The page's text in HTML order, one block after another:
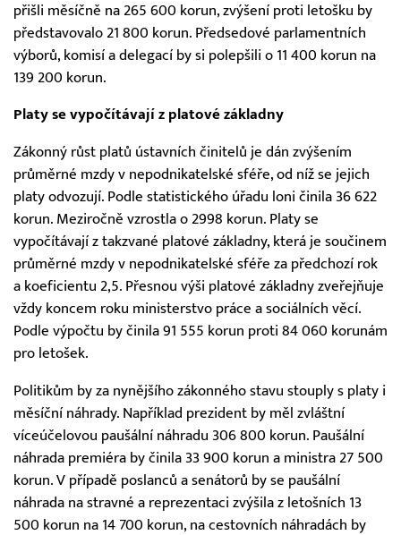
přišli měsíčně na 265 600 korun, zvýšení proti letošku by
představovalo 21 800 korun. Předsedové parlamentních
výborů, komisí a delegací by si polepšili o 11 400 korun na
139 200 korun.
Platy se vypočítávají z platové základny
Zákonný růst platů ústavních činitelů je dán zvýšením
průměrné mzdy v nepodnikatelské sféře, od níž se jejich
platy odvozují. Podle statistického úřadu loni činila 36 622
korun. Meziročně vzrostla o 2998 korun. Platy se
vypočítávají z takzvané platové základny, která je součinem
průměrné mzdy v nepodnikatelské sféře za předchozí rok
a koeficientu 2,5. Přesnou výši platové základny zveřejňuje
vždy koncem roku ministerstvo práce a sociálních věcí.
Podle výpočtu by činila 91 555 korun proti 84 060 korunám
pro letošek.
Politikům by za nynějšího zákonného stavu stouply s platy i
měsíční náhrady. Například prezident by měl zvláštní
víceúčelovou paušální náhradu 306 800 korun. Paušální
náhrada premiéra by činila 33 900 korun a ministra 27 500
korun. V případě poslanců a senátorů by se paušální
náhrada na stravné a reprezentaci zvýšila z letošních 13
500 korun na 14 700 korun, na cestovních náhradách by